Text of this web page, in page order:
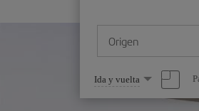
Origen
Seleccione
una
opción
Ida y vuelta